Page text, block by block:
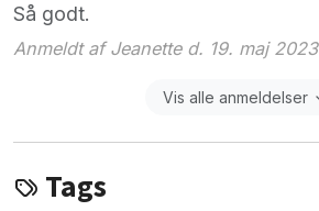
Så godt.
Anmeldt af Jeanette d. 19. maj 2023
Vis alle anmeldelser
Tags